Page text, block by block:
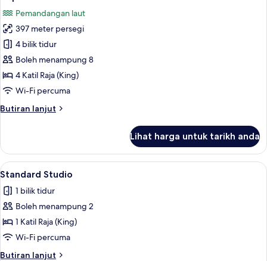
semua
foto
untuk
Duplex
Pemandangan laut
397 meter persegi
4 bilik tidur
Boleh menampung 8
4 Katil Raja (King)
Wi-Fi percuma
Butiran lanjut
Butiran
Lihat harga untuk tarikh anda
Lihat
semua
foto
untuk
Standard
Studio
Bar mini, meja, ruang kerja
1
Standard Studio
1 bilik tidur
Boleh menampung 2
1 Katil Raja (King)
Wi-Fi percuma
Butiran lanjut
Butiran